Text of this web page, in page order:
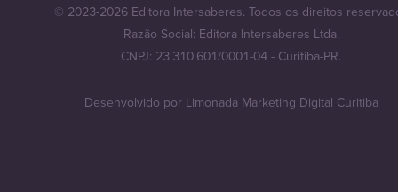
© 2023-2026 Editora Intersaberes. Todos os direitos
Razão Social: Editora Intersaberes Ltda.
CNPJ: 23.310.601/0001-04 - Curitiba-PR.
Desenvolvido por Limonada Marketing Digital Curitiba